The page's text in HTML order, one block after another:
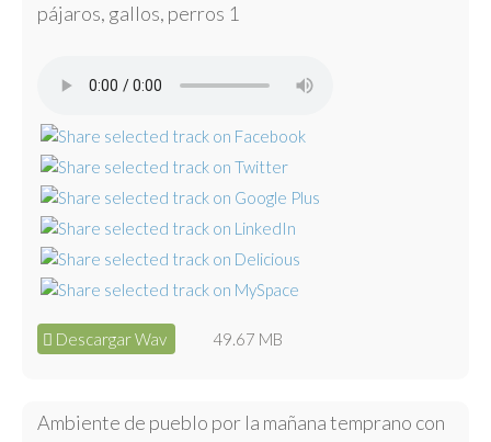
pájaros, gallos, perros 1
Descargar Wav 49.67 MB
Ambiente de pueblo por la mañana temprano con